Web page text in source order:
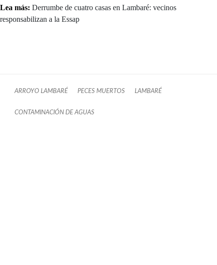
Lea más: Derrumbe de cuatro casas en Lambaré: vecinos
responsabilizan a la Essap
ARROYO LAMBARÉ PECES MUERTOS LAMBARÉ
CONTAMINACIÓN DE AGUAS